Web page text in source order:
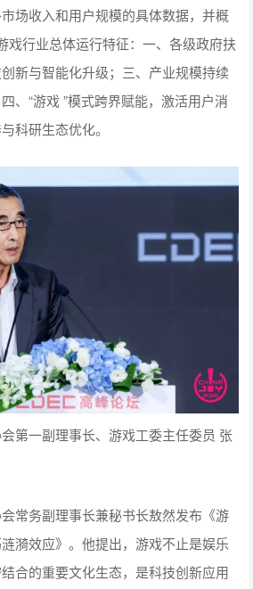
新与智能化升级；三、产业规模持续
、“游戏 ”模式跨界赋能，激活用户消
科研生态优化。
第一副理事长、游戏工委主任委员 张
常务副理事长兼秘书长敖然发布《游
合的重要文化生态，是科技创新应用
化的重要载体，中国文化走出去的重
重要组成，游戏将连接起文化与千行